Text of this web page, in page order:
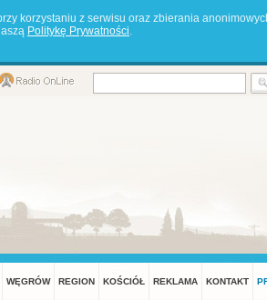
korzystaniu z serwisu oraz zbierania
Politykę Prywatności.
WĘGRÓW REGION KOŚCIÓŁ REKLAMA KONTAKT